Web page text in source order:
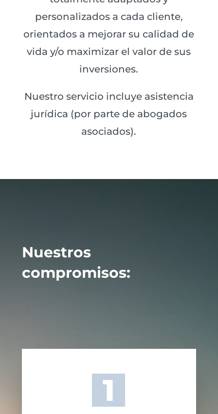
personalizados a cada cliente,
orientados a mejorar su calidad de
vida y/o maximizar el valor de sus
inversiones.
Nuestro servicio incluye asistencia
jurídica (por parte de abogados
asociados).
Nuestros
compromisos: